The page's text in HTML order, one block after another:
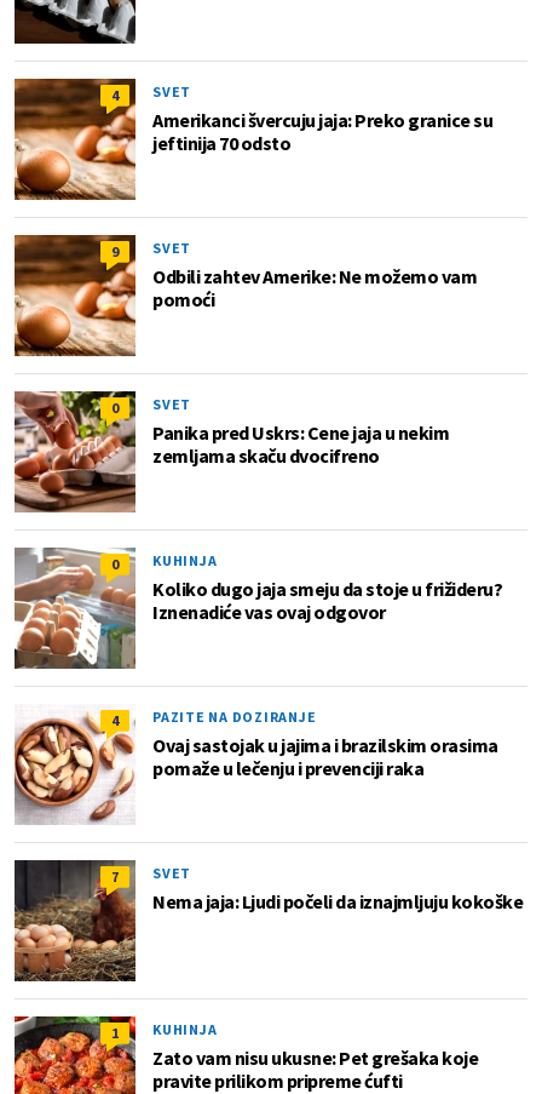
4 SVET
Amerikanci švercuju jaja: Preko granice su
jeftinija 70 odsto
9 SVET
Odbili zahtev Amerike: Ne možemo vam
pomoći
0 SVET
Panika pred Uskrs: Cene jaja u nekim
zemljama skaču dvocifreno
0 KUHINJA
Koliko dugo jaja smeju da stoje u frižideru?
Iznenadiće vas ovaj odgovor
4 PAZITE NA DOZIRANJE
Ovaj sastojak u jajima i brazilskim orasima
pomaže u lečenju i prevenciji raka
7 SVET
Nema jaja: Ljudi počeli da iznajmljuju kokoške
1 KUHINJA
Zato vam nisu ukusne: Pet grešaka koje
pravite prilikom pripreme ćufti